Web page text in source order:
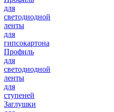
для
светодиодной
ленты
для
гипсокартона
Профиль
для
светодиодной
ленты
для
ступеней
Заглушки